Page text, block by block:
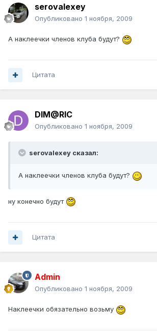
serovalexey
Опубликовано 1 ноября, 2009
А наклеечки членов клуба будут?
Цитата
DIM@RIC
Опубликовано 1 ноября, 2009
serovalexey сказал:
А наклеечки членов клуба будут?
ну конечно будут
Цитата
Admin
Опубликовано 1 ноября, 2009
Наклеечки обязательно возьму